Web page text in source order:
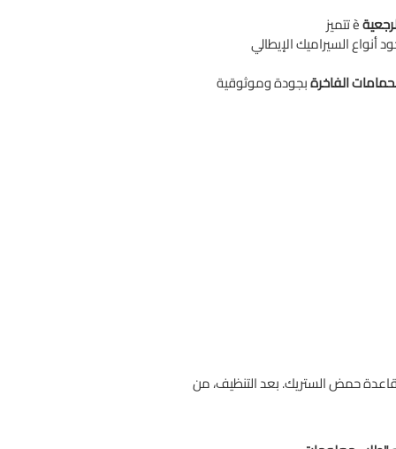
تتميز è
الفاخرةبجودة وموثوقية
حمض الستريك. بعد التنظيف، من